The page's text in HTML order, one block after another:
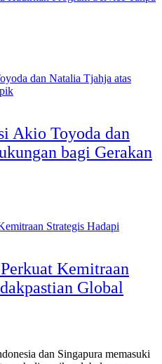
Akio Toyoda dan
bagi Gerakan
Kemitraan
Global
dan Singapura memasuki